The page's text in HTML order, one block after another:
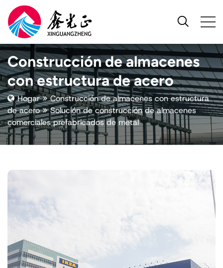
Construcción de almacenes
con estructura de acero
Hogar
Construcción de almacenes con estructura
de acero
Solución de construcción de almacenes
comerciales prefabricados de metal